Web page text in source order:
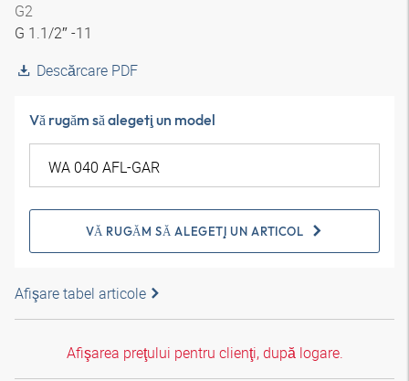
G2
G 1.1/2″ -11
Descărcare PDF
Vă rugăm să alegeţi un model
VĂ RUGĂM SĂ ALEGEŢI UN ARTICOL
Afişare tabel articole
Afişarea preţului pentru clienţi, după logare.